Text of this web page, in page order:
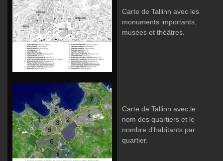
Carte de Tallinn avec les
monuments importants,
musées et théâtres.
Carte de Tallinn avec le
nom des quartiers et le
nombre d'habitants par
quartier.